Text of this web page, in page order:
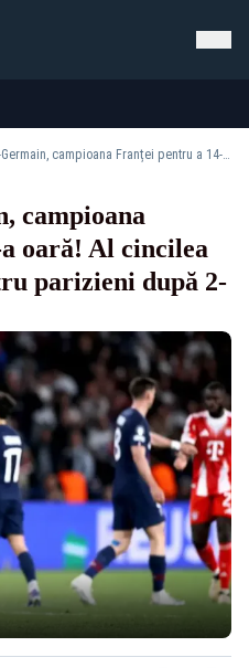
Paris Saint-Germain, campioana Franței pentru a 14-a oară! Al cincilea titlu consecutiv pentru parizieni după 2-0 cu RC Lens
campioana
oară! Al cincilea
parizieni după 2-